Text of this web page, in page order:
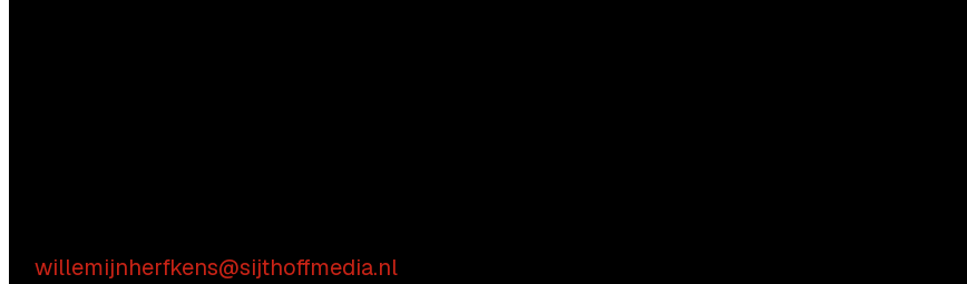
willemijnherfkens@sijthoffmedia.nl